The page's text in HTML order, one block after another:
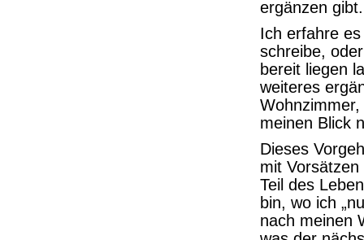
ergänzen gibt.
Ich erfahre
schreibe,
bereit liegen
weiteres
meinen Blick
Dieses
mit
Teil des
bin, wo ich
nach meinen